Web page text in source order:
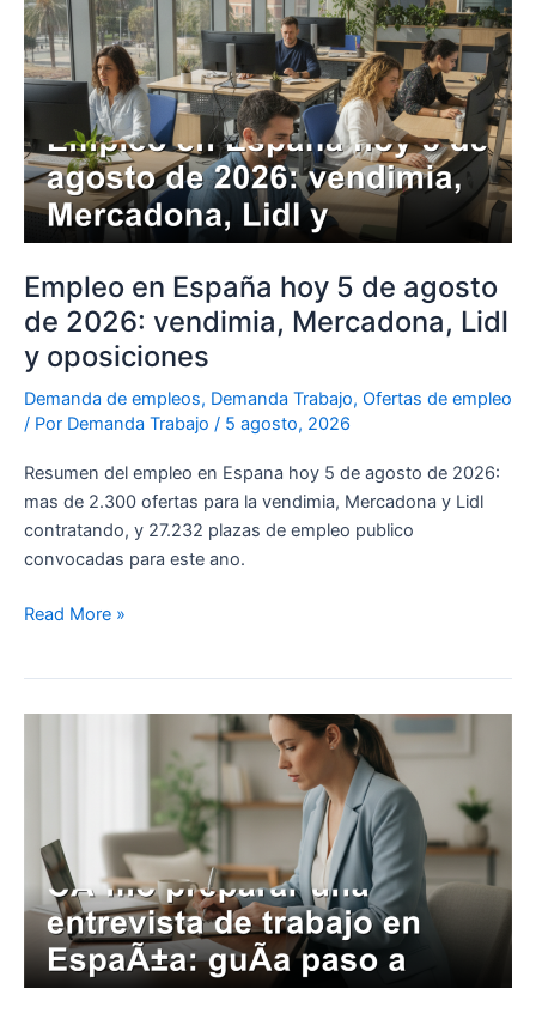
Empleo en España hoy 5 de agosto
de 2026: vendimia, Mercadona, Lidl
y oposiciones
Demanda de empleos, Demanda Trabajo, Ofertas de empleo
/ Por Demanda Trabajo / 5 agosto, 2026
Resumen del empleo en Espana hoy 5 de agosto de 2026:
mas de 2.300 ofertas para la vendimia, Mercadona y Lidl
contratando, y 27.232 plazas de empleo publico
convocadas para este ano.
en
España
hoy
5
agosto
de
2026:
vendimia,
Lidl
y
oposiciones
Read More »
de
trabajo
España:
guía
paso